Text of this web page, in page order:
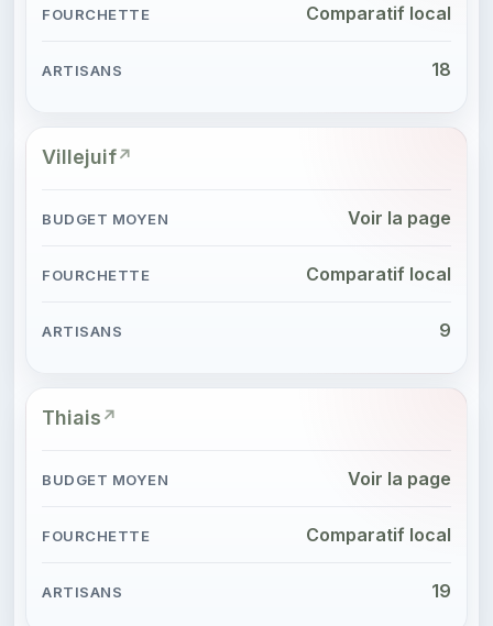
Comparatif local
18
Villejuif
Voir la page
Comparatif local
9
Thiais
Voir la page
Comparatif local
19